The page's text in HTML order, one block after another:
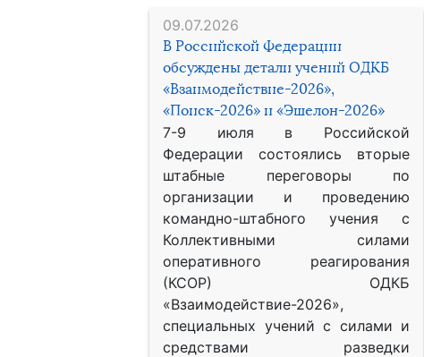
09.07.2026
В Российской Федерации
обсуждены детали учений ОДКБ
«Взаимодействие-2026»,
«Поиск-2026» и «Эшелон-2026»
7-9 июля в Российской
Федерации состоялись вторые
штабные переговоры по
организации и проведению
командно-штабного учения с
Коллективными силами
оперативного реагирования
(КСОР) ОДКБ
«Взаимодействие-2026»,
специальных учений с силами и
средствами разведки